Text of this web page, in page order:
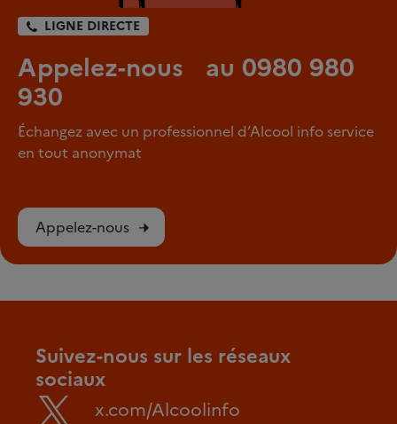
LIGNE DIRECTE
Appelez-nous au 0980 980
930
Échangez avec un professionnel d’Alcool info service
en tout anonymat
Appelez-nous
Suivez-nous sur les réseaux
sociaux
x.com/Alcoolinfo